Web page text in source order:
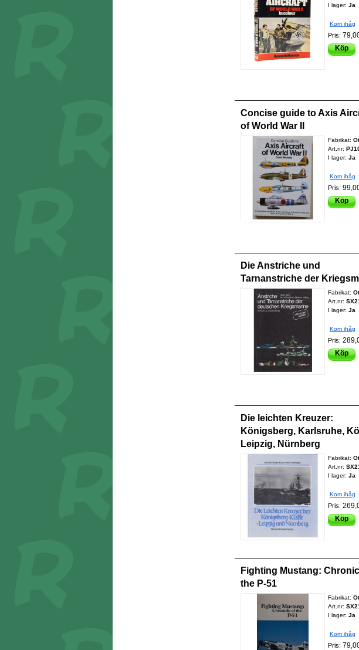
I lager: Ja
Kom ihåg
Pris:
Köp
Concise guide to Axis
of World War II
Fabrikat:
Art.nr:
I lager: Ja
Kom ihåg
Pris:
Köp
Die Anstriche und
Tarnanstriche der
Fabrikat:
Art.nr:
I lager: Ja
Kom ihåg
Pris:
Köp
Die leichten Kreuzer:
Königsberg, Karlsruhe,
Leipzig, Nürnberg
Fabrikat:
Art.nr:
I lager: Ja
Kom ihåg
Pris:
Köp
Fighting Mustang:
the P-51
Fabrikat:
Art.nr:
I lager: Ja
Kom ihåg
Pris: